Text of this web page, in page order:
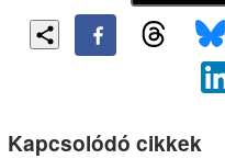
Kapcsolódó cikkek